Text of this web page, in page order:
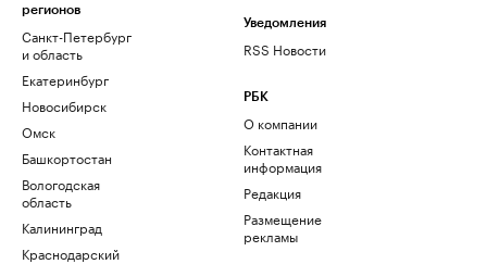
регионов
Санкт-Петербург
и область
Екатеринбург
Новосибирск
Омск
Башкортостан
Вологодская
область
Калининград
Краснодарский
Уведомления
RSS Новости
РБК
О компании
Контактная
информация
Редакция
Размещение
рекламы